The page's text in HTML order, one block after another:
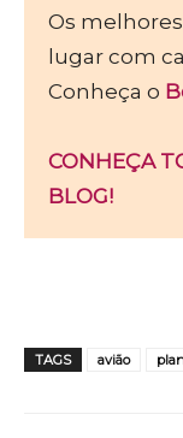
Os
lugar com
Conheça o
CONHEÇA
BLOG!
TAGS avião